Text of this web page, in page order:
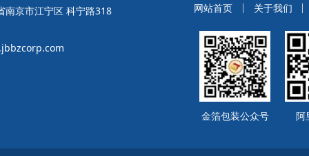
南京市江宁区 科宁路318 网站首页 关于我们
金箔包装公众号 阿